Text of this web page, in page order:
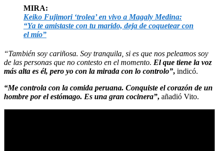
MIRA:
Keiko Fujimori ‘trolea’ en vivo a Magaly Medina:
“Ya te amistaste con tu marido, deja de coquetear con
el mío”
“También soy cariñosa. Soy tranquila, si es que nos peleamos soy
de las personas que no contesto en el momento. El que tiene la voz
más alta es él, pero yo con la mirada con lo controlo”, indicó.
“Me controla con la comida peruana. Conquiste el corazón de un
hombre por el estómago. Es una gran cocinera”, añadió Vito.